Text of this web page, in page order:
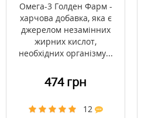
Омега-3 Голден Фарм -
харчова добавка, яка є
джерелом незамінних
жирних кислот,
необхідних організму...
474 грн
12